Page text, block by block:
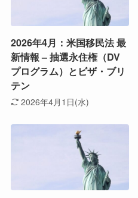
2026年4月：米国移民法 最
新情報 – 抽選永住権（DV
プログラム）とビザ・ブリ
テン
2026年4月1日(水)